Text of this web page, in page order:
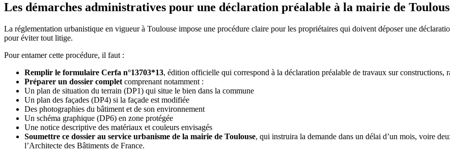
Les démarches administratives pour une déclaration préalable à la mairie de
La réglementation urbanistique en vigueur à Toulouse impose une procédure claire pour les propriétaires qui doivent déposer une
pour éviter tout litige.
Pour entamer cette procédure, il faut :
Remplir le formulaire Cerfa n°13703*13, édition officielle qui correspond à la déclaration préalable de travaux sur constructions,
Préparer un dossier complet comprenant notamment :
Un plan de situation du terrain (DP1) qui situe le bien dans la commune
Un plan des façades (DP4) si la façade est modifiée
Des photographies du bâtiment et de son environnement
Un schéma graphique (DP6) en zone protégée
Une notice descriptive des matériaux et couleurs envisagés
Soumettre ce dossier au service urbanisme de la mairie de Toulouse, qui instruira la demande dans un délai d’un mois, voire
l’Architecte des Bâtiments de France.